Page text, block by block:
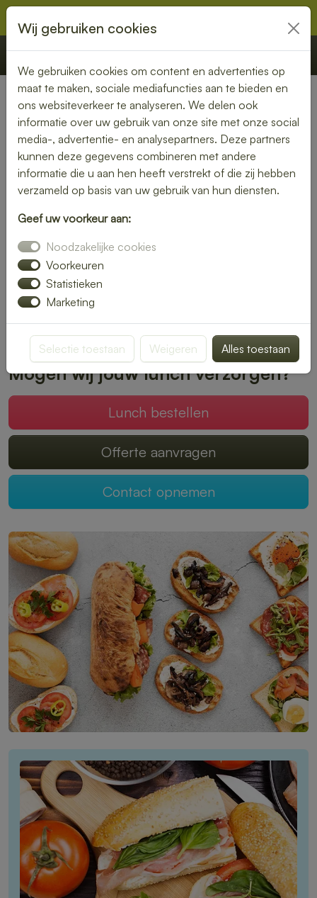
€ 0,00 Offerte Bestellen
Nederland»Gelderland» Druten
Lunch bezorgen in Druten –
vers en snel bij jou thuis of op
kantoor
bezorgen in Druten en geniet van verse, smaakvolle
gerechten. Of je nu kiest voor een rijk belegd broodje, een
frisse salade of een warme maaltijd – wij bezorgen het bij
jou op locatie.
Plaats je bestelling online en geniet zonder zorgen van een
heerlijke lunch.
Mogen wij jouw lunch verzorgen?
Lunch bestellen
Offerte aanvragen
Contact opnemen
Wij gebruiken cookies
We gebruiken cookies om content en advertenties op
maat te maken, sociale mediafuncties aan te bieden en
ons websiteverkeer te analyseren. We delen ook
informatie over uw gebruik van onze site met onze social
media-, advertentie- en analysepartners. Deze partners
kunnen deze gegevens combineren met andere
informatie die u aan hen heeft verstrekt of die zij hebben
verzameld op basis van uw gebruik van hun diensten.
Geef uw voorkeur aan:
Noodzakelijke cookies
Voorkeuren
Statistieken
Marketing
Selectie toestaan Weigeren Alles toestaan